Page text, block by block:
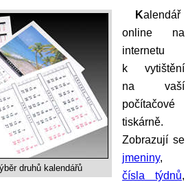
druhů kalendářů
Kalendář
online na
internetu
k vytištění
na vaší
počítačové
tiskárně.
Zobrazují se
jmeniny,
čísla týdnů,